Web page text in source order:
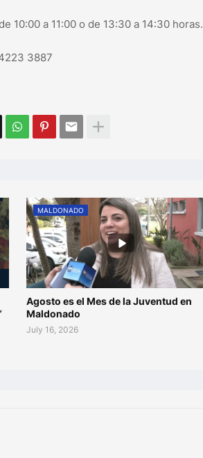
10:00 a 11:00 o de 13:30 a 14:30 horas.
3887
MALDONADO
Agosto es el Mes de la Juventud en
Maldonado
July 16, 2026